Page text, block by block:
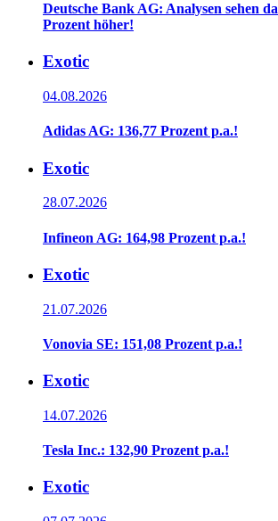
Deutsche Bank AG: Analysen sehen
Prozent höher!
Exotic
04.08.2026
Adidas AG: 136,77 Prozent p.a.!
Exotic
28.07.2026
Infineon AG: 164,98 Prozent p.a.!
Exotic
21.07.2026
Vonovia SE: 151,08 Prozent p.a.!
Exotic
14.07.2026
Tesla Inc.: 132,90 Prozent p.a.!
Exotic